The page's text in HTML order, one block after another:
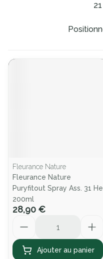
21
Trier par:
Fleurance Nature
Fleurance Nature
Puryfitout Spray Ass. 31 He
200ml
28,90 €
Ajouter au panier